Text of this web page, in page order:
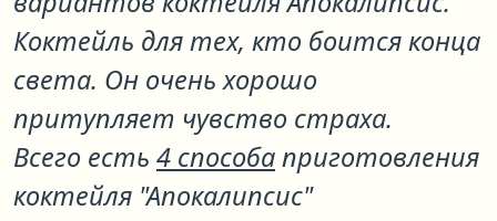
Коктейль для тех, кто боится конца
света. Он очень хорошо
притупляет чувство страха.
Всего есть 4 способаприготовления
коктейля "Апокалипсис"